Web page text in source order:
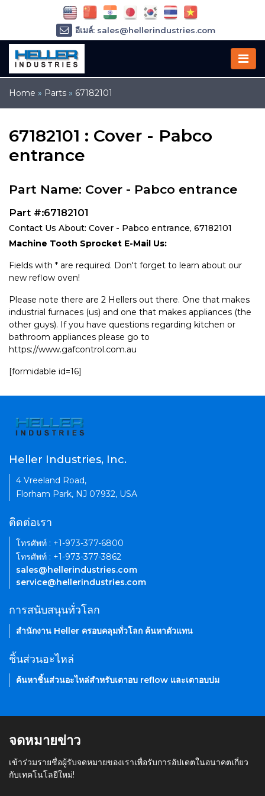
Home » Parts » 67182101
67182101 : Cover - Pabco
entrance
Part Name: Cover - Pabco entrance
Part #:67182101
Contact Us About: Cover - Pabco entrance, 67182101
Machine Tooth Sprocket E-Mail Us:
Fields with * are required. Don't forget to learn about our
new reflow oven!
Please note there are 2 Hellers out there. One that makes
industrial furnaces (us) and one that makes appliances (the
other guys). If you have questions regarding kitchen or
bathroom appliances please go to
https://www.gafcontrol.com.au
[formidable id=16]
อีเมล์: sales@hellerindustries.com
อีเมล์: service@hellerindustries.com
โทรศัพท์ :
Heller Industries, Inc.
4 Vreeland Road,
Florham Park, NJ 07932, USA
ติดต่อเรา
โทรศัพท์ : +1-973-377-6800
โทรศัพท์ : +1-973-377-3862
sales@hellerindustries.com
service@hellerindustries.com
การสนับสนุนทั่วโลก
สำนักงาน Heller ครอบคลุมทั่วโลก ค้นหาตัวแทน
ชิ้นส่วนอะไหล่
ค้นหาชิ้นส่วนอะไหล่สำหรับเตาอบ reflow และเตาอบบ่ม
จดหมายข่าว
เข้าร่วมรายชื่อผู้รับจดหมายของเราเพื่อรับการอัปเดตในอนาคตเกี่ยว
กับเทคโนโลยีใหม่!